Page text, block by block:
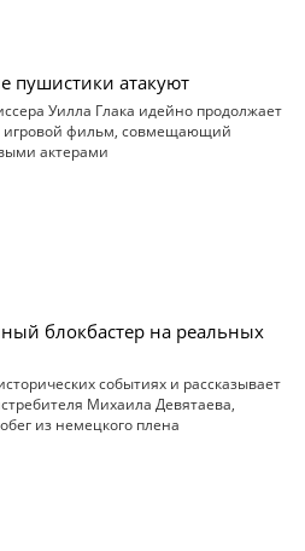
пушистики атакуют
Уилла Глака идейно продолжает
фильм, совмещающий
актерами
блокбастер на реальных
событиях и рассказывает
Михаила Девятаева,
из немецкого плена